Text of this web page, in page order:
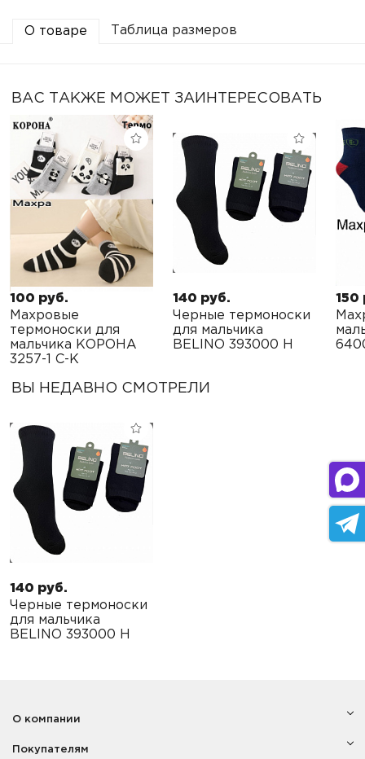
О товаре Таблица размеров
ВАС ТАКЖЕ МОЖЕТ ЗАИНТЕРЕСОВАТЬ
100 руб.
Махровые
термоноски для
мальчика КОРОНА
3257-1 C-K
140 руб.
Черные термоноски
для мальчика
BELINO 393000 H
150
ВЫ НЕДАВНО СМОТРЕЛИ
140 руб.
Черные термоноски
для мальчика
BELINO 393000 H
Покупателям
О компании